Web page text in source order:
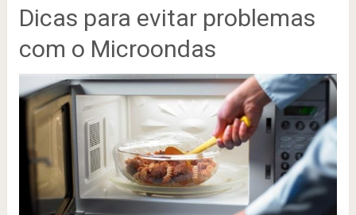
Dicas para evitar problemas
com o Microondas